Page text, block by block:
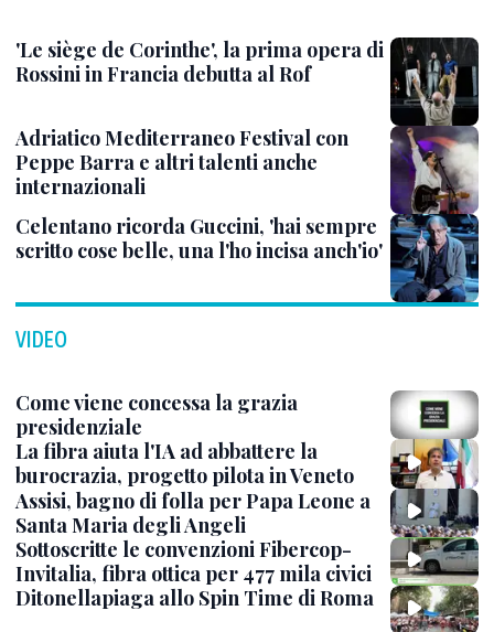
'Le siège de Corinthe', la prima opera di
Rossini in Francia debutta al Rof
Adriatico Mediterraneo Festival con
Peppe Barra e altri talenti anche
internazionali
Celentano ricorda Guccini, 'hai sempre
scritto cose belle, una l'ho incisa anch'io'
VIDEO
Come viene concessa la grazia
presidenziale
La fibra aiuta l'IA ad abbattere la
burocrazia, progetto pilota in Veneto
Assisi, bagno di folla per Papa Leone a
Santa Maria degli Angeli
Sottoscritte le convenzioni Fibercop-
Invitalia, fibra ottica per 477 mila civici
Ditonellapiaga allo Spin Time di Roma